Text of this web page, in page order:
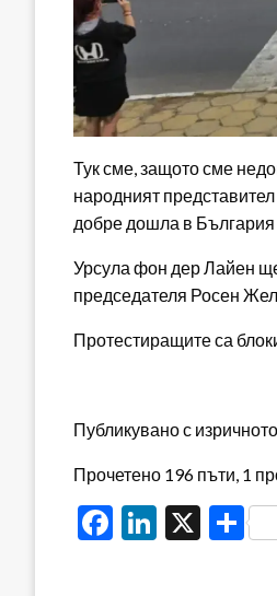
Тук сме, защото сме
народният
добре дошла в България
Урсула фон дер Лайен
председателя Росен
Протестиращите са
Публикувано с
Прочетено 196 пъти, 1
Facebook
LinkedIn
X